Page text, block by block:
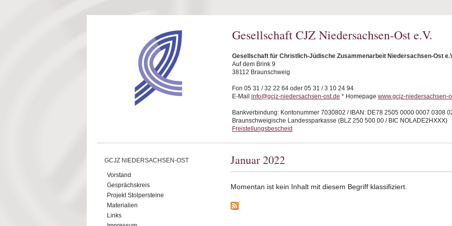
Gesellschaft CJZ Niedersachsen-Ost e.V.
Gesellschaft für Christlich-Jüdische Zusammenarbeit Niedersachsen-Ost
Auf dem Brink 9
38112 Braunschweig
Fon 05 31 / 32 22 64 oder 05 31 / 3 10 24 94
E-Mail info@gcjz-niedersachsen-ost.de * Homepage www.gcjz-niedersachsen-
Bankverbindung: Kontonummer 7030802 / IBAN: DE78 2505 0000 0007 0308
Braunschweigische Landessparkasse (BLZ 250 500 00 / BIC NOLADE2HXXX)
Freistellungsbescheid
GCJZ NIEDERSACHSEN-OST
Vorstand
Gesprächskreis
Projekt Stolpersteine
Materialien
Links
Januar 2022
Momentan ist kein Inhalt mit diesem Begriff klassifiziert.